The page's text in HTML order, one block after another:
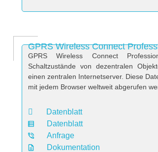
GPRS Wireless Connect
GPRS Wireless Connect
Schaltzustände von dezentralen
einen zentralen Internetserver. Diese
mit jedem Browser weltweit abgerufen
Datenblatt
Datenblatt
Anfrage
Dokumentation